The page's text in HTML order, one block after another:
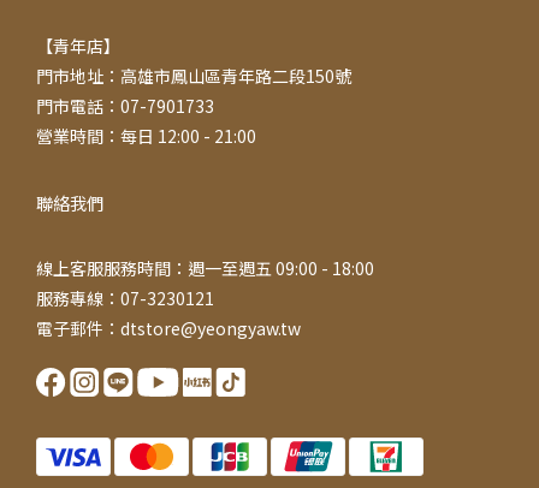
【青年店】
門市地址：高雄市鳳山區青年路二段150號
門市電話：07-7901733
營業時間：每日 12:00 - 21:00
聯絡我們
線上客服服務時間：週一至週五 09:00 - 18:00
服務專線：07-3230121
電子郵件：dtstore@yeongyaw.tw